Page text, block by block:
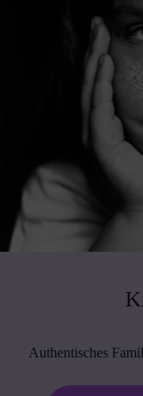
Authentisches